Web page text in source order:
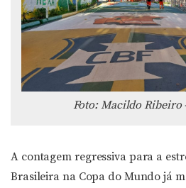
Foto: Macildo Ribeiro
A contagem regressiva para a
Brasileira na Copa do Mundo já